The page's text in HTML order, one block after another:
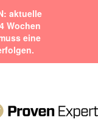
aktuelle
Wochen
eine